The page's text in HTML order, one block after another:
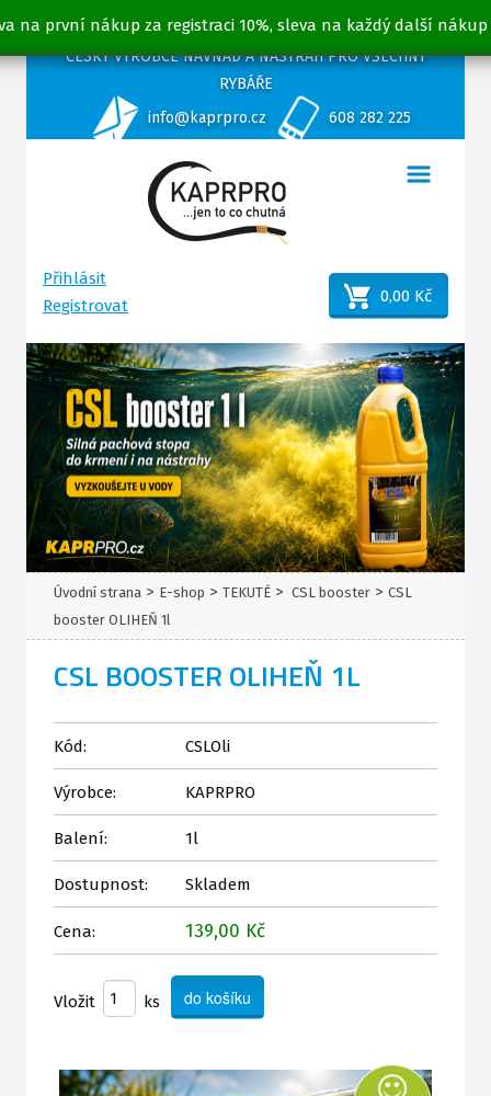
na první nákup za registraci 10%, sleva na každý další nákup
ČESKÝ VÝROBCE NÁVNAD A NÁSTRAH PRO VŠECHNY
RYBÁŘE
info@kaprpro.cz
608 282 225
Přihlásit
Registrovat
0,00 Kč
Úvodní strana > E-shop > TEKUTÉ > CSL booster > CSL
booster OLIHEŇ 1l
CSL BOOSTER OLIHEŇ 1L
Kód: CSLOli
Výrobce: KAPRPRO
Balení: 1l
Dostupnost: Skladem
Cena: 139,00 Kč
Vložit ks